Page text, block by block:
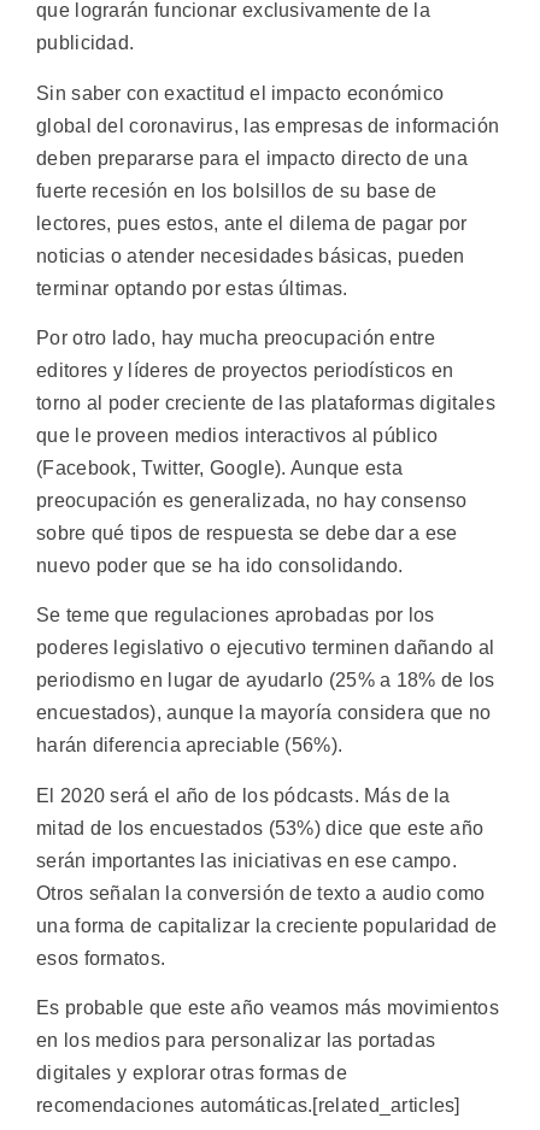
que lograrán funcionar exclusivamente de la
publicidad.
Sin saber con exactitud el impacto económico
global del coronavirus, las empresas de información
deben prepararse para el impacto directo de una
fuerte recesión en los bolsillos de su base de
lectores, pues estos, ante el dilema de pagar por
noticias o atender necesidades básicas, pueden
terminar optando por estas últimas.
Por otro lado, hay mucha preocupación entre
editores y líderes de proyectos periodísticos en
torno al poder creciente de las plataformas digitales
que le proveen medios interactivos al público
(Facebook, Twitter, Google). Aunque esta
preocupación es generalizada, no hay consenso
sobre qué tipos de respuesta se debe dar a ese
nuevo poder que se ha ido consolidando.
Se teme que regulaciones aprobadas por los
poderes legislativo o ejecutivo terminen dañando al
periodismo en lugar de ayudarlo (25% a 18% de los
encuestados), aunque la mayoría considera que no
harán diferencia apreciable (56%).
El 2020 será el año de los pódcasts. Más de la
mitad de los encuestados (53%) dice que este año
serán importantes las iniciativas en ese campo.
Otros señalan la conversión de texto a audio como
una forma de capitalizar la creciente popularidad de
esos formatos.
Es probable que este año veamos más movimientos
en los medios para personalizar las portadas
digitales y explorar otras formas de
recomendaciones automáticas.[related_articles]